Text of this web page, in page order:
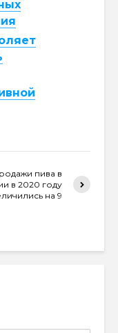
пива в
в 2020 году
на 9